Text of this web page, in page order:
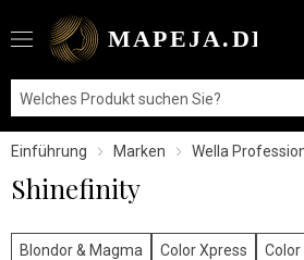
Einführung Marken Wella
Shinefinity
Blondor & Magma Color Xpress Color